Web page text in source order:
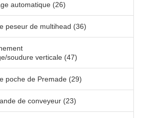
automatique (26)
peseur de multihead (36)
soudure verticale (47)
poche de Premade (29)
de conveyeur (23)